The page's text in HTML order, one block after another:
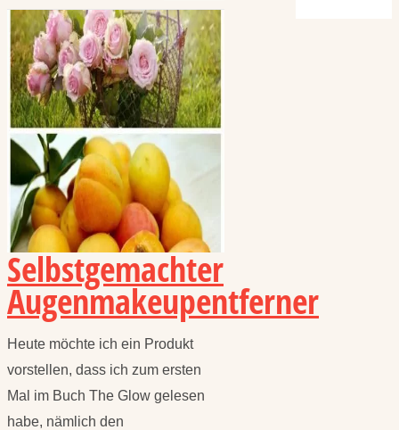
Selbstgemachter
Augenmakeupentferner
Heute möchte ich ein Produkt
vorstellen, dass ich zum ersten
Mal im Buch The Glow gelesen
habe, nämlich den